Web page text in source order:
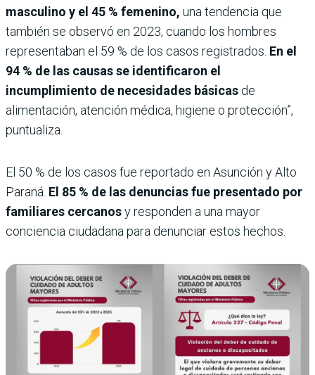
masculino y el 45 % femenino, una tendencia que
también se observó en 2023, cuando los hombres
representaban el 59 % de los casos registrados. En el
94 % de las causas se identificaron el
incumplimiento de necesidades básicas de
alimentación, atención médica, higiene o protección”,
puntualiza.
El 50 % de los casos fue reportado en Asunción y Alto
Paraná. El 85 % de las denuncias fue presentado por
familiares cercanosy responden a una mayor
conciencia ciudadana para denunciar estos hechos.